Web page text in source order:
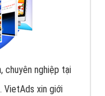
nghiệp tại
VietAds xin giới